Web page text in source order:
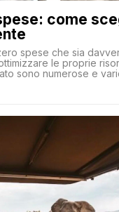
come
spese che sia
le proprie
sono numerose e
adatta alle proprie